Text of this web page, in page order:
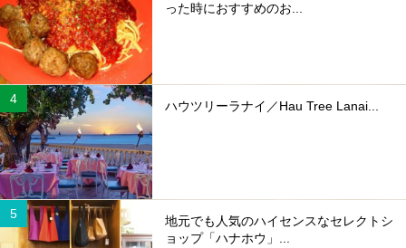
った時におすすめのお...
ハウツリーラナイ／Hau Tree Lanai...
地元でも人気のハイセンスなセレクトシ
ョップ「ハナホウ」...